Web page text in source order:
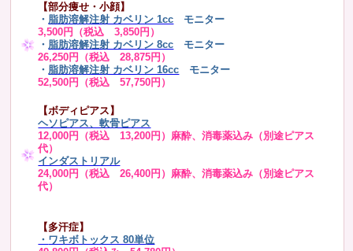
【部分痩せ・小顔】
・ 脂肪溶解注射 カベリン 1cc モニター
3,500円（税込 3,850円）
・ 脂肪溶解注射 カベリン 8cc モニター
26,250円（税込 28,875円）
・ 脂肪溶解注射 カベリン 16cc
モニター
52,500円（税込 57,750円）
【ボディピアス】
ヘソピアス、軟骨ピアス
12,000円（税込 13,200円）麻酔、消毒薬込み（別途ピアス
代）
インダストリアル
24,000円（税込 26,400円）麻酔、消毒薬込み（別途ピアス
代）
【多汗症】
・ ワキボトックス 80単位